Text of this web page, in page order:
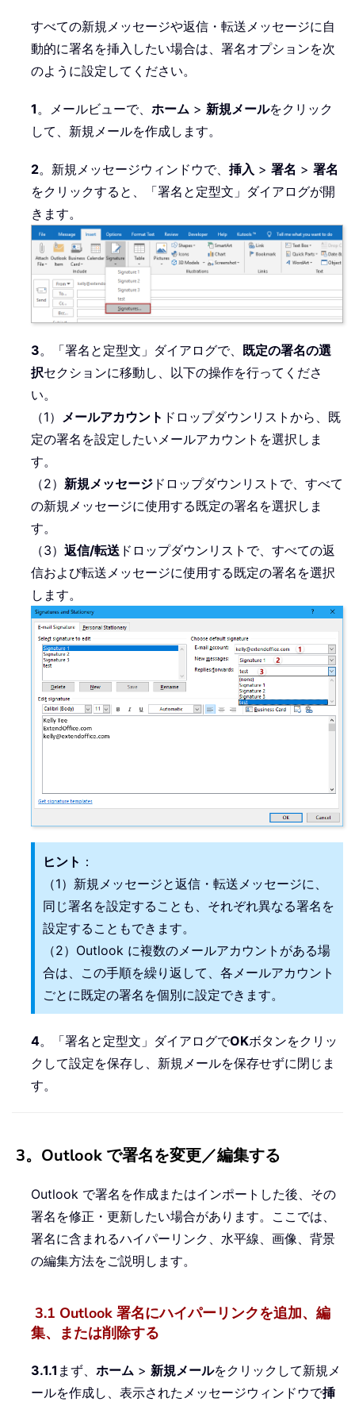
すべての新規メッセージや返信・転送メッセージに自
動的に署名を挿入したい場合は、署名オプションを次
のように設定してください。
1。メールビューで、 ホーム > 新規メールをクリック
して、新規メールを作成します。
2。新規メッセージウィンドウで、 挿入 > 署名 > 署名
をクリックすると、「署名と定型文」ダイアログが開
きます。
3。「署名と定型文」ダイアログで、 既定の署名の選
択セクションに移動し、以下の操作を行ってくださ
い。
（1）
メールアカウント ドロップダウンリストから、既
定の署名を設定したいメールアカウントを選択しま
す。
（2） 新規メッセージ ドロップダウンリストで、すべて
の新規メッセージに使用する既定の署名を選択しま
す。
（3） 返信/転送 ドロップダウンリストで、すべての返
信および転送メッセージに使用する既定の署名を選択
します。
ヒント ：
（1）新規メッセージと返信・転送メッセージに、
同じ署名を設定することも、それぞれ異なる署名を
設定することもできます。
（2）Outlook に複数のメールアカウントがある場
合は、この手順を繰り返して、各メールアカウント
ごとに既定の署名を個別に設定できます。
4。「署名と定型文」ダイアログでOKボタンをクリッ
クして設定を保存し、新規メールを保存せずに閉じま
す。
3。Outlook で署名を変更／編集する
Outlook で署名を作成またはインポートした後、その
署名を修正・更新したい場合があります。ここでは、
署名に含まれるハイパーリンク、水平線、画像、背景
の編集方法をご説明します。
3.1 Outlook 署名にハイパーリンクを追加、編
集、または削除する
3.1.1 まず、 ホーム > 新規メールをクリックして新規メ
ールを作成し、表示されたメッセージウィンドウで挿